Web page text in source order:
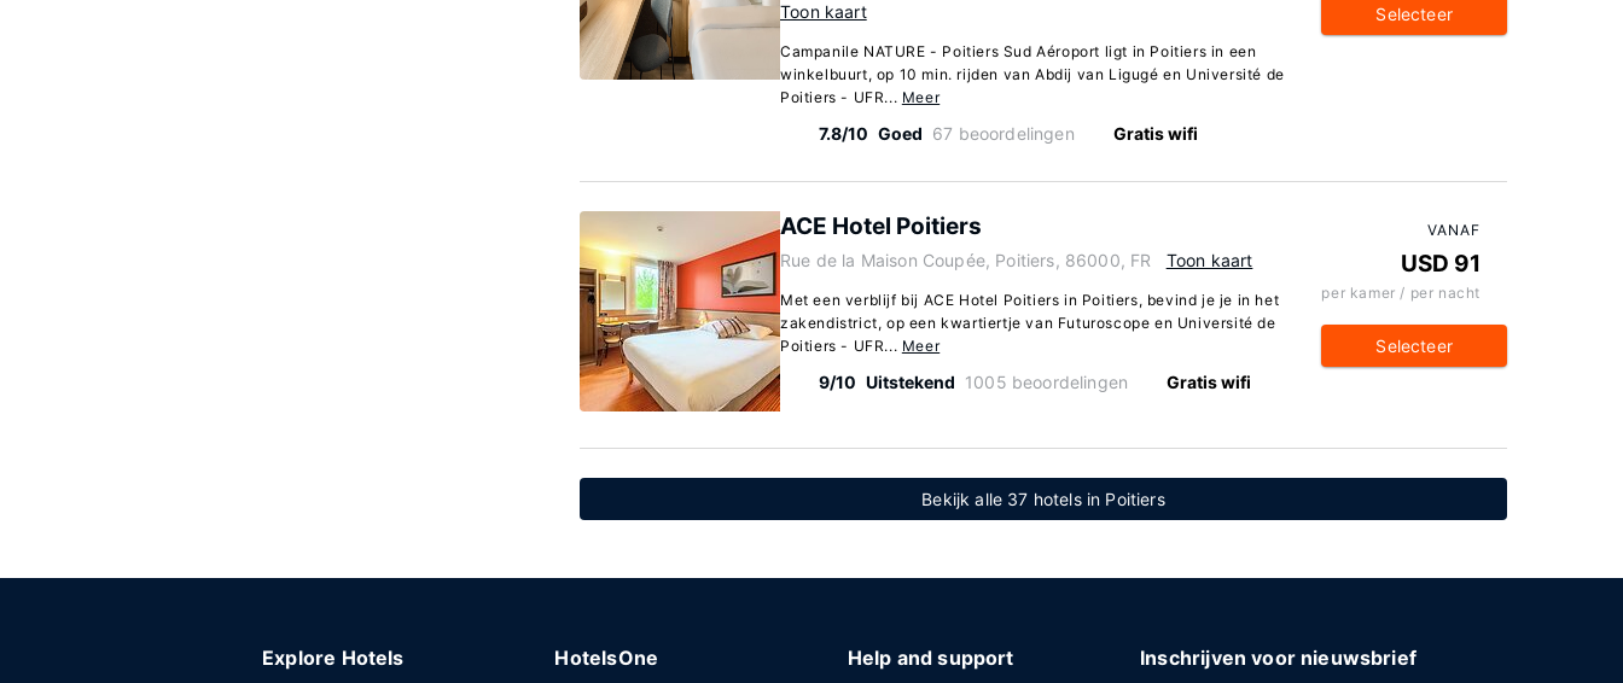
Toon kaart
Campanile NATURE - Poitiers Sud Aéroport ligt in Poitiers in een
winkelbuurt, op 10 min. rijden van Abdij van Ligugé en Université de
Poitiers - UFR... Meer
7.8/10 Goed 67 beoordelingen Gratis wifi
Selecteer
ACE Hotel Poitiers
Rue de la Maison Coupée, Poitiers, 86000, FR Toon kaart
Met een verblijf bij ACE Hotel Poitiers in Poitiers, bevind je je in het
zakendistrict, op een kwartiertje van Futuroscope en Université de
Poitiers - UFR... Meer
9/10 Uitstekend 1005 beoordelingen Gratis wifi
VANAF
USD 91
per kamer / per nacht
Selecteer
Bekijk alle 37 hotels in Poitiers
Explore Hotels HotelsOne Help and support Inschrijven voor nieuwsbrief